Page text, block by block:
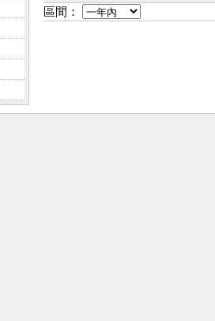
區間：